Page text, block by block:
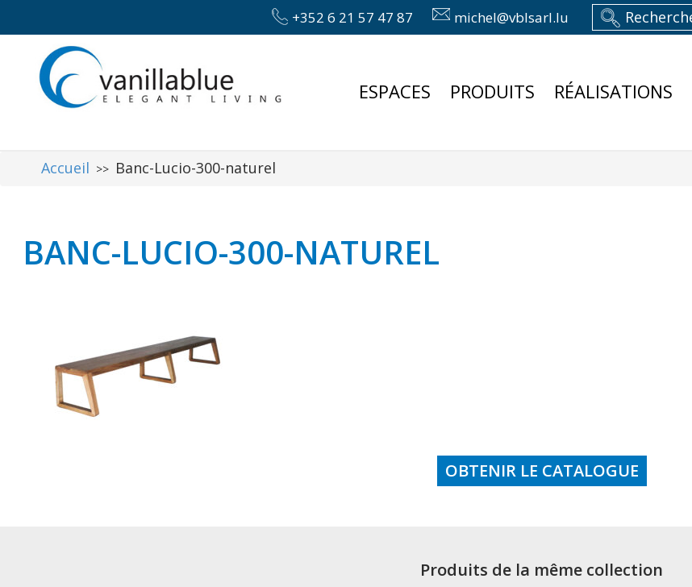
+352 6 21 57 47 87 michel@vblsarl.lu
ESPACES PRODUITS RÉALISATIONS
Accueil >> Banc-Lucio-300-naturel
BANC-LUCIO-300-NATUREL
OBTENIR LE CATALOGUE
Produits de la même collection